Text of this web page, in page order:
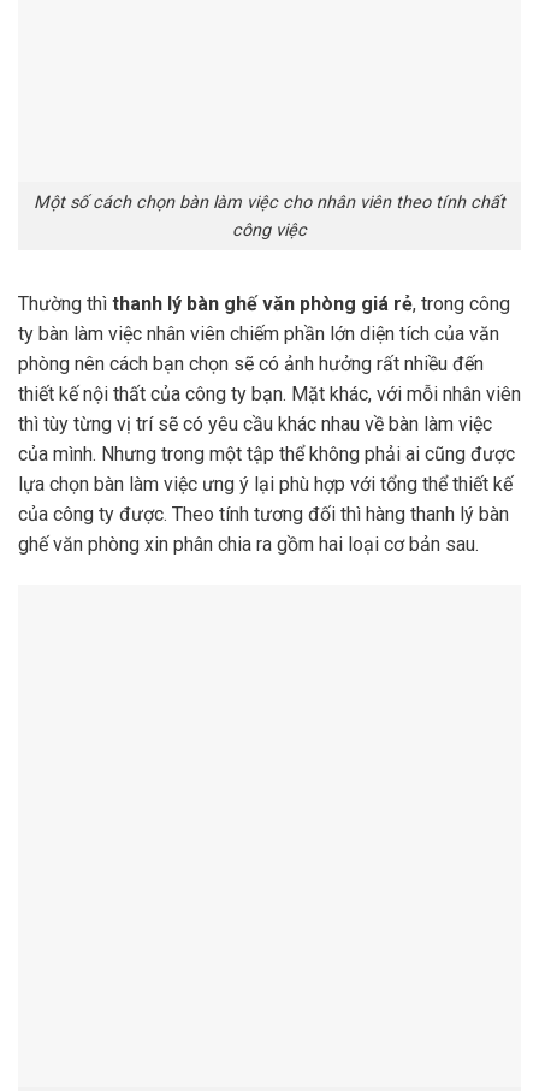
Một số cách chọn bàn làm việc cho nhân viên theo tính chất
công việc
Thường thì thanh lý bàn ghế văn phòng giá rẻ, trong công
ty bàn làm việc nhân viên chiếm phần lớn diện tích của văn
phòng nên cách bạn chọn sẽ có ảnh hưởng rất nhiều đến
thiết kế nội thất của công ty bạn. Mặt khác, với mỗi nhân viên
thì tùy từng vị trí sẽ có yêu cầu khác nhau về bàn làm việc
của mình. Nhưng trong một tập thể không phải ai cũng được
lựa chọn bàn làm việc ưng ý lại phù hợp với tổng thể thiết kế
của công ty được. Theo tính tương đối thì hàng thanh lý bàn
ghế văn phòng xin phân chia ra gồm hai loại cơ bản sau.